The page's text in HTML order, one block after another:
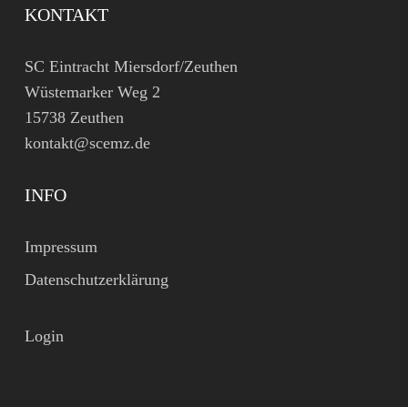
KONTAKT
SC Eintracht Miersdorf/Zeuthen
Wüstemarker Weg 2
15738 Zeuthen
kontakt@scemz.de
INFO
Impressum
Datenschutzerklärung
Login